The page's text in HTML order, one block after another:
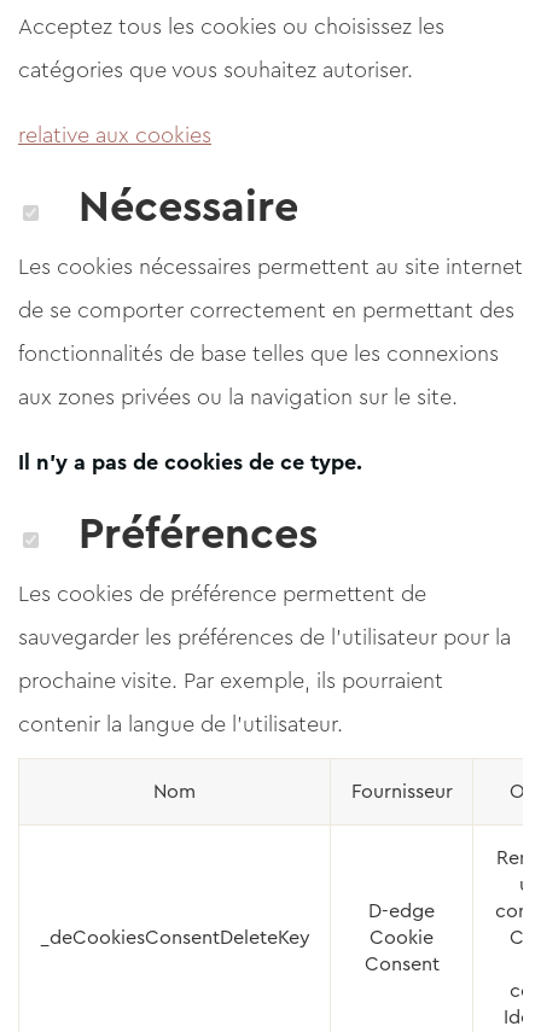
Acceptez tous les cookies ou choisissez les
catégories que vous souhaitez autoriser.
relative aux cookies
Nécessaire
Les cookies nécessaires permettent au site internet
de se comporter correctement en permettant des
fonctionnalités de base telles que les connexions
aux zones privées ou la navigation sur le site.
Il n'y a pas de cookies de ce type.
Préférences
Les cookies de préférence permettent de
sauvegarder les préférences de l'utilisateur pour la
prochaine visite. Par exemple, ils pourraient
contenir la langue de l'utilisateur.
Nom Fournisseur
_deCookiesConsentDeleteKey
D-edge
Cookie
Consent